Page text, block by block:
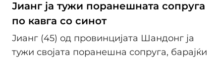
Јианг ја тужи поранешната сопруга
по кавга со синот
Јианг (45) од провинцијата Шандонг ја
тужи својата поранешна сопруга, барајќи